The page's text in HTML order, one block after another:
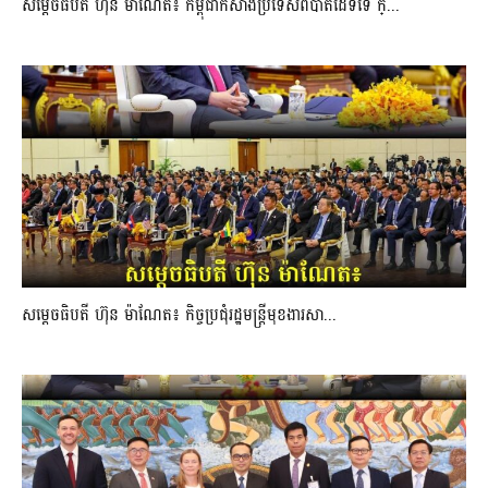
សម្ដេចធិបតី ហ៊ុន ម៉ាណែត៖ កម្ពុជាកសាងប្រទេសពីបាតដៃទទេ ក្...
សម្ដេចធិបតី ហ៊ុន ម៉ាណែត៖ កិច្ចប្រជុំរដ្ឋមន្ត្រីមុខងារសា...